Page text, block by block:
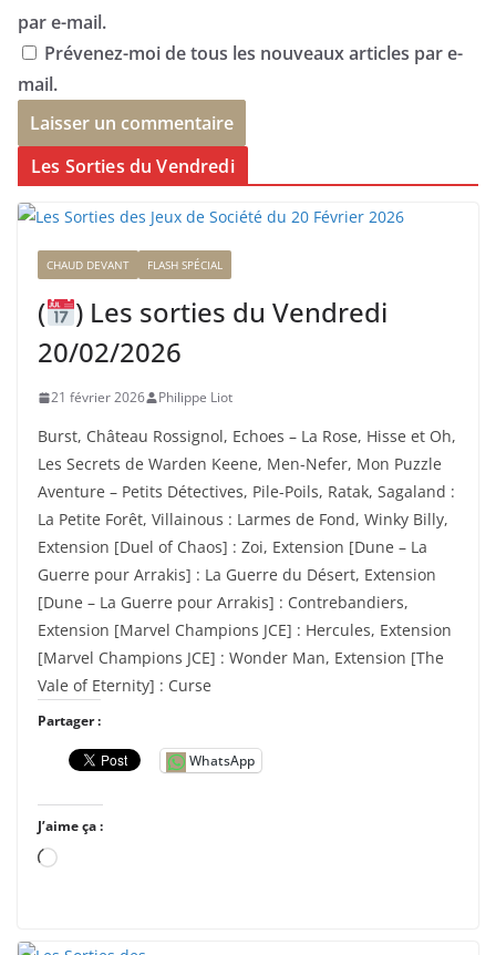
par e-mail.
Prévenez-moi de tous les nouveaux articles par e-
mail.
Les Sorties du Vendredi
CHAUD DEVANT FLASH SPÉCIAL
(
) Les sorties du Vendredi
20/02/2026
21 février 2026 Philippe Liot
Burst, Château Rossignol, Echoes – La Rose, Hisse et Oh,
Les Secrets de Warden Keene, Men-Nefer, Mon Puzzle
Aventure – Petits Détectives, Pile-Poils, Ratak, Sagaland :
La Petite Forêt, Villainous : Larmes de Fond, Winky Billy,
Extension [Duel of Chaos] : Zoi, Extension [Dune – La
Guerre pour Arrakis] : La Guerre du Désert, Extension
[Dune – La Guerre pour Arrakis] : Contrebandiers,
Extension [Marvel Champions JCE] : Hercules, Extension
[Marvel Champions JCE] : Wonder Man, Extension [The
Vale of Eternity] : Curse
Partager :
WhatsApp
J’aime ça :
C